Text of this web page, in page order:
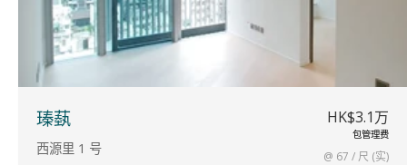
瑧蓺
西源里 1 号
HK$3.1万
包管理费
@ 67 / 尺 (实)